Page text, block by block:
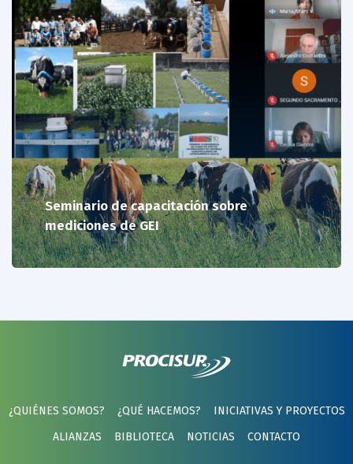
Seminario de capacitación sobre
mediciones de GEI
¿QUIÉNES SOMOS? ¿QUÉ HACEMOS?
INICIATIVAS Y PROYECTOS
ALIANZAS
BIBLIOTECA NOTICIAS CONTACTO